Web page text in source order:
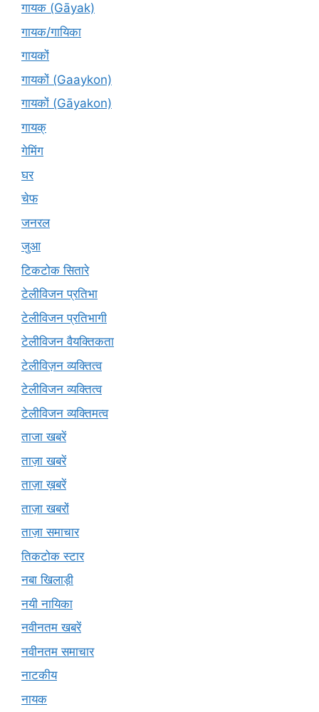
गायक (Gāyak)
गायक/गायिका
गायकों
गायकों (Gaaykon)
गायकों (Gāyakon)
गायक्
गेमिंग
घर
चेफ
जनरल
जुआ
टिकटोक सितारे
टेलीविजन प्रतिभा
टेलीविजन प्रतिभागी
टेलीविजन वैयक्तिकता
टेलीविज़न व्यक्तित्व
टेलीविजन व्यक्तित्व
टेलीविजन व्यक्तिमत्व
ताजा खबरें
ताज़ा खबरें
ताज़ा ख़बरें
ताज़ा खबरों
ताज़ा समाचार
तिकटोक स्टार
नबा खिलाड़ी
नयी नायिका
नवीनतम खबरें
नवीनतम समाचार
नाटकीय
नायक